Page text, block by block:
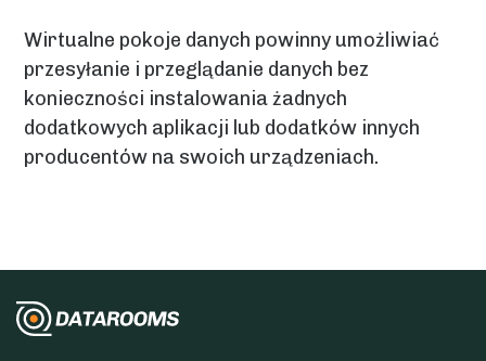
Wirtualne pokoje danych powinny umożliwiać
przesyłanie i przeglądanie danych bez
konieczności instalowania żadnych
dodatkowych aplikacji lub dodatków innych
producentów na swoich urządzeniach.